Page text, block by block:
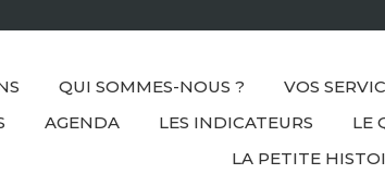
QUI SOMMES-NOUS ?
VOS
AGENDA LES INDICATEURS
LE
LA PETITE